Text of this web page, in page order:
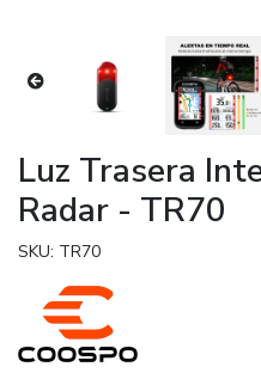
Luz Trasera
Radar - TR70
SKU: TR70